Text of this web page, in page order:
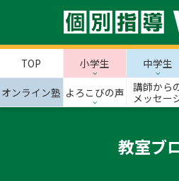
TOP 小学生 中学生
オンライン塾 よろこびの声
講師から
メッセー
教室ブ